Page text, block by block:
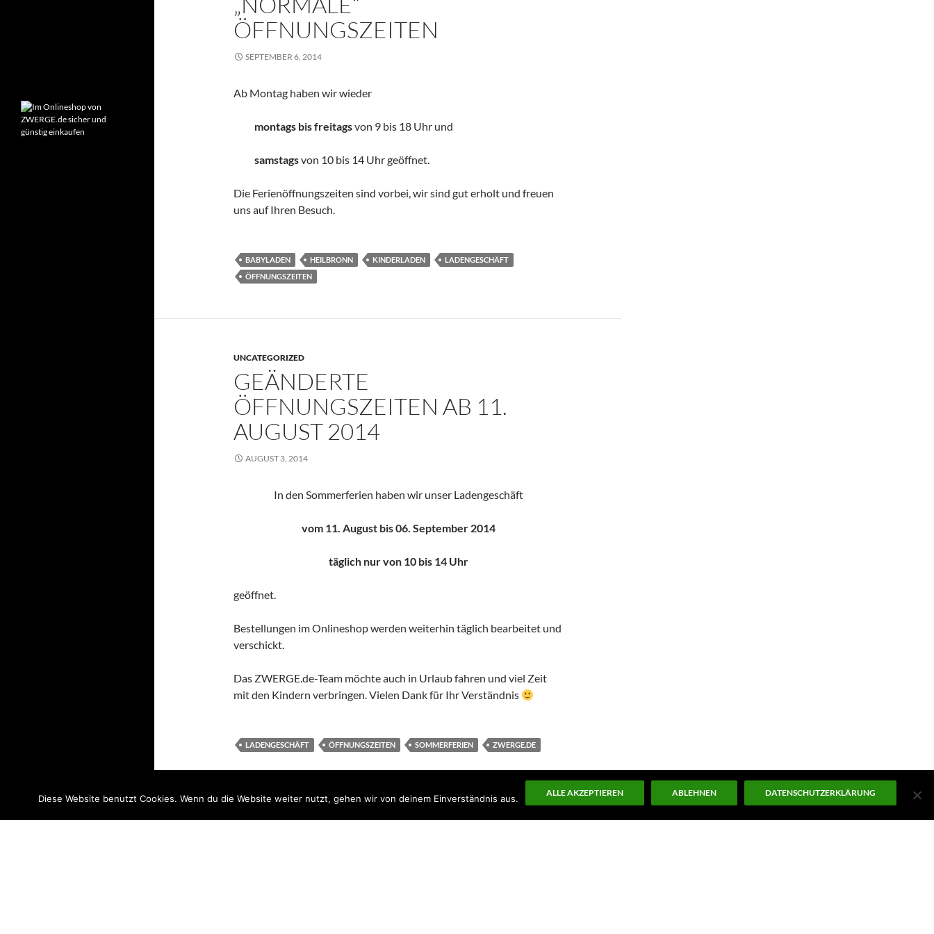
ÖFFNUNGSZEITEN
SEPTEMBER 6, 2014
Ab Montag haben wir wieder
montags bis freitagsvon 9 bis 18 Uhr und
samstagsvon 10 bis 14 Uhr geöffnet.
Die Ferienöffnungszeiten sind vorbei, wir sind gut erholt und freuen
uns auf Ihren Besuch.
BABYLADEN HEILBRONN KINDERLADEN
LADENGESCHÄFT
ÖFFNUNGSZEITEN
UNCATEGORIZED
GEÄNDERTE
ÖFFNUNGSZEITEN AB 11.
AUGUST 2014
AUGUST 3, 2014
In den Sommerferien haben wir unser Ladengeschäft
vom 11. August bis 06. September 2014
täglich nur von 10 bis 14 Uhr
geöffnet.
Bestellungen im Onlineshop werden weiterhin täglich bearbeitet und
verschickt.
Das ZWERGE.de-Team möchte auch in Urlaub fahren und viel Zeit
mit den Kindern verbringen. Vielen Dank für Ihr Verständnis
LADENGESCHÄFT ÖFFNUNGSZEITEN SOMMERFERIEN ZWERGE.DE
Diese Website benutzt Cookies. Wenn du die Website weiter nutzt, gehen wir von deinem Einverständnis aus.
ALLE AKZEPTIEREN ABLEHNEN DATENSCHUTZERKLÄRUNG